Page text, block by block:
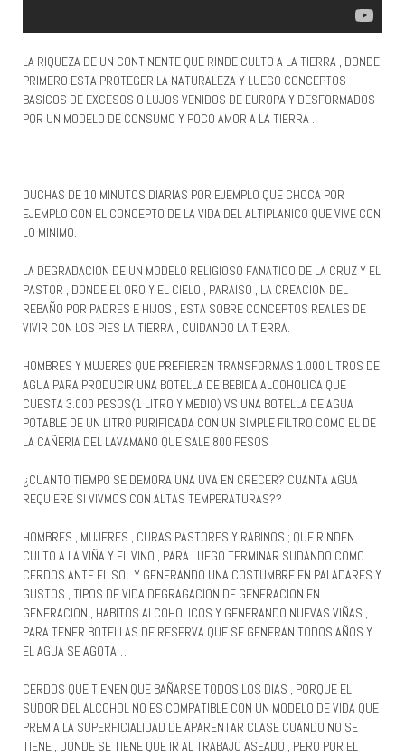
LA RIQUEZA DE UN CONTINENTE QUE RINDE CULTO A LA TIERRA , DONDE
PRIMERO ESTA PROTEGER LA NATURALEZA Y LUEGO CONCEPTOS
BASICOS DE EXCESOS O LUJOS VENIDOS DE EUROPA Y DESFORMADOS
POR UN MODELO DE CONSUMO Y POCO AMOR A LA TIERRA .
DUCHAS DE 10 MINUTOS DIARIAS POR EJEMPLO QUE CHOCA POR
EJEMPLO CON EL CONCEPTO DE LA VIDA DEL ALTIPLANICO QUE VIVE CON
LO MINIMO.
LA DEGRADACION DE UN MODELO RELIGIOSO FANATICO DE LA CRUZ Y EL
PASTOR , DONDE EL ORO Y EL CIELO , PARAISO , LA CREACION DEL
REBAÑO POR PADRES E HIJOS , ESTA SOBRE CONCEPTOS REALES DE
VIVIR CON LOS PIES LA TIERRA , CUIDANDO LA TIERRA.
HOMBRES Y MUJERES QUE PREFIEREN TRANSFORMAS 1.000 LITROS DE
AGUA PARA PRODUCIR UNA BOTELLA DE BEBIDA ALCOHOLICA QUE
CUESTA 3.000 PESOS(1 LITRO Y MEDIO) VS UNA BOTELLA DE AGUA
POTABLE DE UN LITRO PURIFICADA CON UN SIMPLE FILTRO COMO EL DE
LA CAÑERIA DEL LAVAMANO QUE SALE 800 PESOS
¿CUANTO TIEMPO SE DEMORA UNA UVA EN CRECER? CUANTA AGUA
REQUIERE SI VIVMOS CON ALTAS TEMPERATURAS??
HOMBRES , MUJERES , CURAS PASTORES Y RABINOS ; QUE RINDEN
CULTO A LA VIÑA Y EL VINO , PARA LUEGO TERMINAR SUDANDO COMO
CERDOS ANTE EL SOL Y GENERANDO UNA COSTUMBRE EN PALADARES Y
GUSTOS , TIPOS DE VIDA DEGRAGACION DE GENERACION EN
GENERACION , HABITOS ALCOHOLICOS Y GENERANDO NUEVAS VIÑAS ,
PARA TENER BOTELLAS DE RESERVA QUE SE GENERAN TODOS AÑOS Y
EL AGUA SE AGOTA…
CERDOS QUE TIENEN QUE BAÑARSE TODOS LOS DIAS , PORQUE EL
SUDOR DEL ALCOHOL NO ES COMPATIBLE CON UN MODELO DE VIDA QUE
PREMIA LA SUPERFICIALIDAD DE APARENTAR CLASE CUANDO NO SE
TIENE , DONDE SE TIENE QUE IR AL TRABAJO ASEADO , PERO POR EL